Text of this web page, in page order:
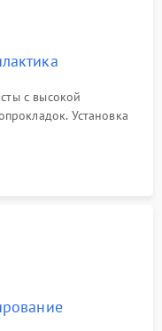
с высокой
Установка
Предварительная